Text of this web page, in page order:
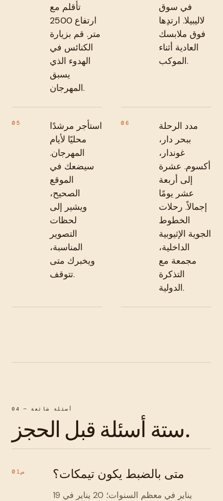
تأقلم مع
ارتفاع 2500
متر. قم بزيارة
الكنائس في
الهدوء الذي
يسبق
المهرجان.
في سوق
لاليبيلا. ارتدِها
فوق ملابسك
العادية أثناء
الموكب.
05
استأجر مرشدًا
محليًا لأيام
المهرجان.
سيضعك في
الموقع
الصحيح،
ويشير إلى
لحظات
التصوير
المناسبة،
ويخبرك متى
تتوقف.
06
مدد الرحلة
ببحر دار،
غوندار،
أكسوم. عشرة
إلى أربعة
عشر يومًا
إجمالاً. رحلات
الخطوط
الجوية الإثيوبية
الداخلية،
مجمعة مع
التذكرة
الدولية.
04 — أسئلة شائعة
ستة أسئلة قبل الحجز.
س01 متى بالضبط يكون تيمكات؟
19 يناير في معظم السنوات؛ 20 يناير في